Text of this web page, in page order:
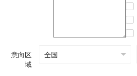
意向区
域